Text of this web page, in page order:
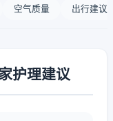
空气质量 出行建议
护理建议